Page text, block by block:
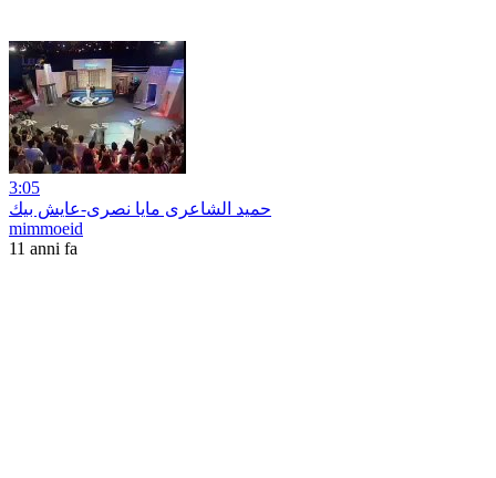
3:05
حميد الشاعرى مايا نصرى-عايش بيك
mimmoeid
11 anni fa